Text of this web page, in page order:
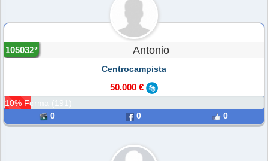
Antonio
105032°
Centrocampista
50.000 €
10% Forma (191)
0
0 0